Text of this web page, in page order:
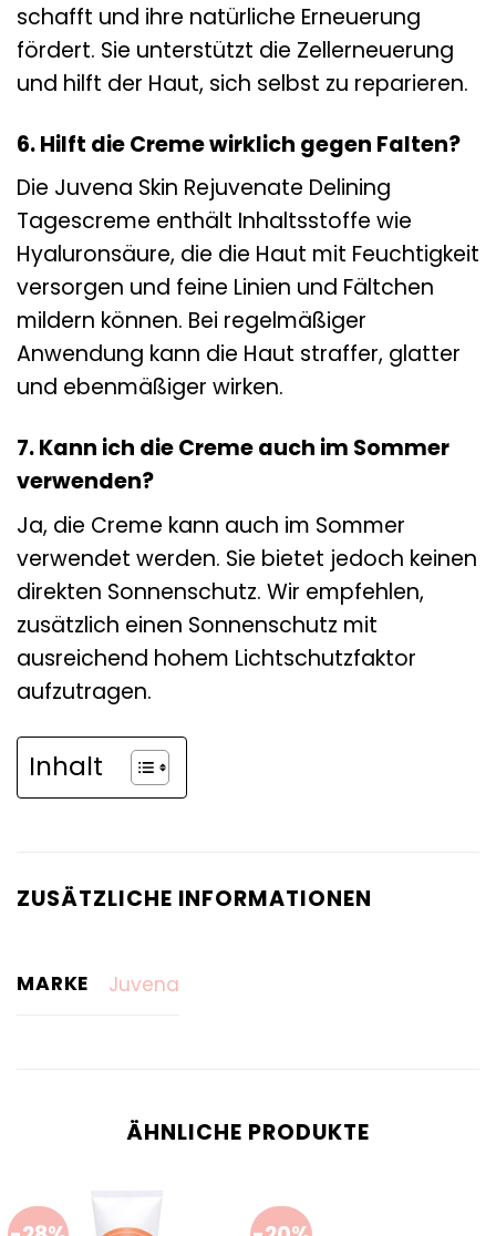
schafft und ihre natürliche Erneuerung
fördert. Sie unterstützt die Zellerneuerung
und hilft der Haut, sich selbst zu reparieren.
6. Hilft die Creme wirklich gegen Falten?
Die Juvena Skin Rejuvenate Delining
Tagescreme enthält Inhaltsstoffe wie
Hyaluronsäure, die die Haut mit Feuchtigkeit
versorgen und feine Linien und Fältchen
mildern können. Bei regelmäßiger
Anwendung kann die Haut straffer, glatter
und ebenmäßiger wirken.
7. Kann ich die Creme auch im Sommer
verwenden?
Ja, die Creme kann auch im Sommer
verwendet werden. Sie bietet jedoch keinen
direkten Sonnenschutz. Wir empfehlen,
zusätzlich einen Sonnenschutz mit
ausreichend hohem Lichtschutzfaktor
aufzutragen.
Inhalt
ZUSÄTZLICHE INFORMATIONEN
MARKE Juvena
ÄHNLICHE PRODUKTE